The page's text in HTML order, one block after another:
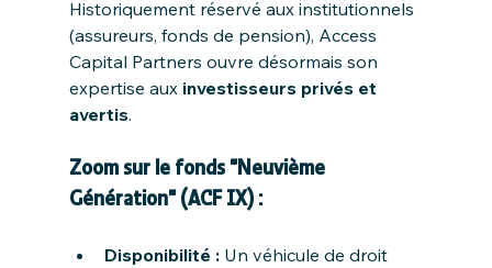
Historiquement réservé aux institutionnels
(assureurs, fonds de pension), Access
Capital Partners ouvre désormais son
expertise aux investisseurs privés et
avertis.
Zoom sur le fonds "Neuvième
Génération" (ACF IX) :
Disponibilité : Un véhicule de droit